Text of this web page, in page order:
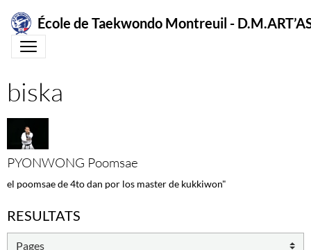
École de Taekwondo Montreuil -
biska
PYONWONG Poomsae
el poomsae de 4to dan por los master de kukkiwon"
RESULTATS